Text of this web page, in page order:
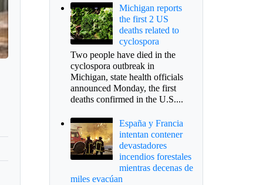
Michigan reports
the first 2 US
deaths related to
cyclospora
Two people have died in the
cyclospora outbreak in
Michigan, state health officials
announced Monday, the first
deaths confirmed in the U.S....
España y Francia
intentan contener
devastadores
incendios forestales
mientras decenas de
miles evacúan